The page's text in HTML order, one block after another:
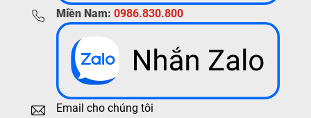
Miền Nam: 0986.830.800
Email cho chúng tôi